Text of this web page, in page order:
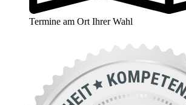
Termine am Ort Ihrer Wahl